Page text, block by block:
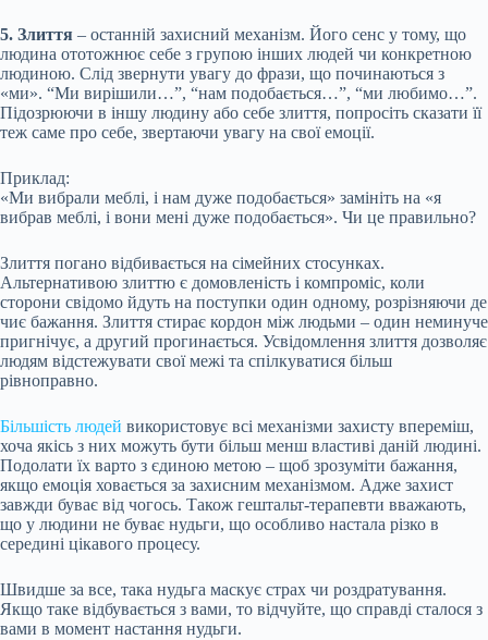
5. Злиття – останній захисний механізм. Його сенс у тому, що
людина ототожнює себе з групою інших людей чи конкретною
людиною. Слід звернути увагу до фрази, що починаються з
«ми». “Ми вирішили…”, “нам подобається…”, “ми любимо…”.
Підозрюючи в іншу людину або себе злиття, попросіть сказати її
теж саме про себе, звертаючи увагу на свої емоції.
Приклад:
«Ми вибрали меблі, і нам дуже подобається» замініть на «я
вибрав меблі, і вони мені дуже подобається». Чи це правильно?
Злиття погано відбивається на сімейних стосунках.
Альтернативою злиттю є домовленість і компроміс, коли
сторони свідомо йдуть на поступки один одному, розрізняючи де
чиє бажання. Злиття стирає кордон між людьми – один неминуче
пригнічує, а другий прогинається. Усвідомлення злиття дозволяє
людям відстежувати свої межі та спілкуватися більш
рівноправно.
Більшість людей використовує всі механізми захисту впереміш,
хоча якісь з них можуть бути більш менш властиві даній людині.
Подолати їх варто з єдиною метою – щоб зрозуміти бажання,
якщо емоція ховається за захисним механізмом. Адже захист
завжди буває від чогось. Також гештальт-терапевти вважають,
що у людини не буває нудьги, що особливо настала різко в
середині цікавого процесу.
Швидше за все, така нудьга маскує страх чи роздратування.
Якщо таке відбувається з вами, то відчуйте, що справді сталося з
вами в момент настання нудьги.